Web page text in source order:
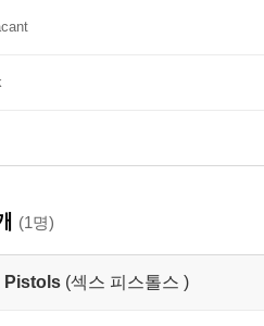
(1명)
Pistols (섹스 피스톨스 )